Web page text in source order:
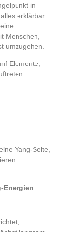
in
erklärbar
Menschen,
umzugehen.
Elemente,
Yang-Seite,
Energien